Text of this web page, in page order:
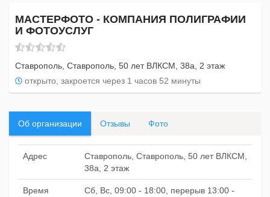
МАСТЕРФОТО - КОМПАНИЯ ПОЛИГРАФИИ
И ФОТОУСЛУГ
Ставрополь, Ставрополь, 50 лет ВЛКСМ, 38а, 2 этаж
открыто, закроется через 1 часов 52 минуты
Об организации Отзывы Фото
Адрес
Ставрополь, Ставрополь, 50 лет ВЛКСМ,
38а, 2 этаж
Время
Сб, Вс, 09:00 - 18:00, перерыв 13:00 -